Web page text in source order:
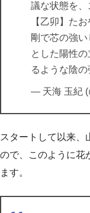
議な状態を、
【乙卯】た
剛で芯の強
とした陽性
るような陰の
— 天海 玉紀
スタートして以来、
ので、このように花
ます。